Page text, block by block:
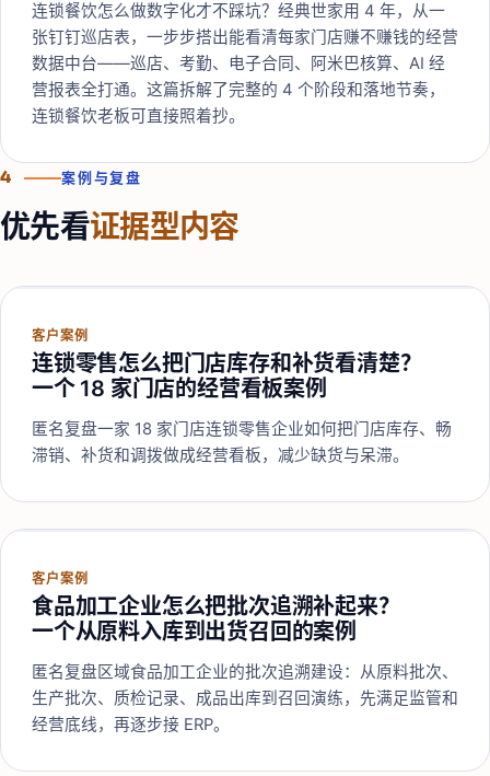
连锁餐饮怎么做数字化才不踩坑？经典世家用 4 年，从一
张钉钉巡店表，一步步搭出能看清每家门店赚不赚钱的经营
数据中台——巡店、考勤、电子合同、阿米巴核算、AI 经
营报表全打通。这篇拆解了完整的 4 个阶段和落地节奏，
连锁餐饮老板可直接照着抄。
4 案例与复盘
优先看证据型内容
客户案例
连锁零售怎么把门店库存和补货看清楚？
一个 18 家门店的经营看板案例
匿名复盘一家 18 家门店连锁零售企业如何把门店库存、畅
滞销、补货和调拨做成经营看板，减少缺货与呆滞。
客户案例
食品加工企业怎么把批次追溯补起来？
一个从原料入库到出货召回的案例
匿名复盘区域食品加工企业的批次追溯建设：从原料批次、
生产批次、质检记录、成品出库到召回演练，先满足监管和
经营底线，再逐步接 ERP。